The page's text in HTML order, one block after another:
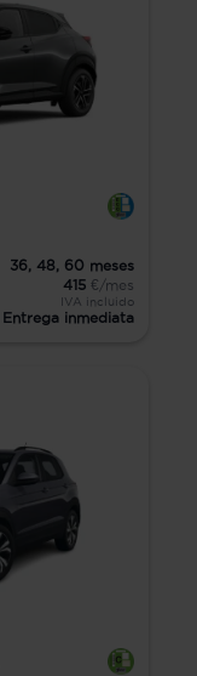
36, 48, 60 meses
415 €/mes
IVA incluido
Entrega inmediata